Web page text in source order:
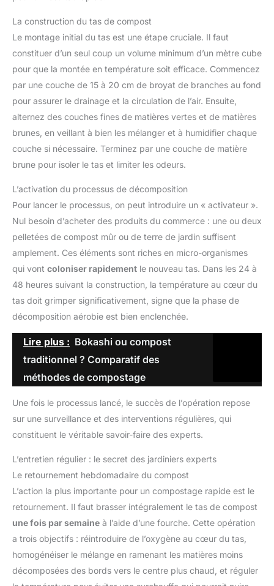
La construction du tas de compost
Le montage initial du tas est une étape cruciale. Il faut
constituer d’un seul coup un volume minimum d’un mètre cube
pour que la montée en température soit efficace. Commencez
par une couche de 15 à 20 cm de broyat de branches au fond
pour assurer le drainage et la circulation de l’air. Ensuite,
alternez des couches fines de matières vertes et de matières
brunes, en veillant à bien les mélanger et à humidifier chaque
couche si nécessaire. Terminez par une couche de matière
brune pour isoler le tas et limiter les odeurs.
L’activation du processus de décomposition
Pour lancer le processus, on peut introduire un « activateur ».
Nul besoin d’acheter des produits du commerce : une ou deux
pelletées de compost mûr ou de terre de jardin suffisent
amplement. Ces éléments sont riches en micro-organismes
qui vont coloniser rapidement le nouveau tas. Dans les 24 à
48 heures suivant la construction, la température au cœur du
tas doit grimper significativement, signe que la phase de
décomposition aérobie est bien enclenchée.
Lire plus : Bokashi ou compost
traditionnel ? Comparatif des
méthodes de compostage
Une fois le processus lancé, le succès de l’opération repose
sur une surveillance et des interventions régulières, qui
constituent le véritable savoir-faire des experts.
L’entretien régulier : le secret des jardiniers experts
Le retournement hebdomadaire du compost
L’action la plus importante pour un compostage rapide est le
retournement. Il faut brasser intégralement le tas de compost
une fois par semaine à l’aide d’une fourche. Cette opération
a trois objectifs : réintroduire de l’oxygène au cœur du tas,
homogénéiser le mélange en ramenant les matières moins
décomposées des bords vers le centre plus chaud, et réguler